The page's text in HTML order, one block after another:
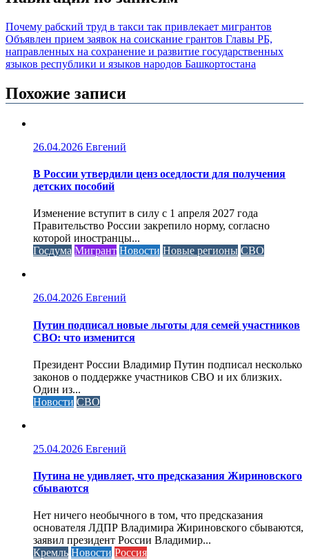
Почему рабский труд в такси так привлекает мигрантов
Объявлен прием заявок на соискание грантов Главы РБ,
направленных на сохранение и развитие государственных
языков республики и языков народов Башкортостана
Похожие записи
26.04.2026 Евгений
В России утвердили ценз оседлости для получения
детских пособий
Изменение вступит в силу с 1 апреля 2027 года
Правительство России закрепило норму, согласно
которой иностранцы...
Госдума Мигрант Новости Новые регионы СВО
26.04.2026 Евгений
Путин подписал новые льготы для семей участников
СВО: что изменится
Президент России Владимир Путин подписал несколько
законов о поддержке участников СВО и их близких.
Один из...
Новости СВО
25.04.2026 Евгений
Путина не удивляет, что предсказания Жириновского
сбываются
Нет ничего необычного в том, что предсказания
основателя ЛДПР Владимира Жириновского сбываются,
заявил президент России Владимир...
Кремль Новости Россия